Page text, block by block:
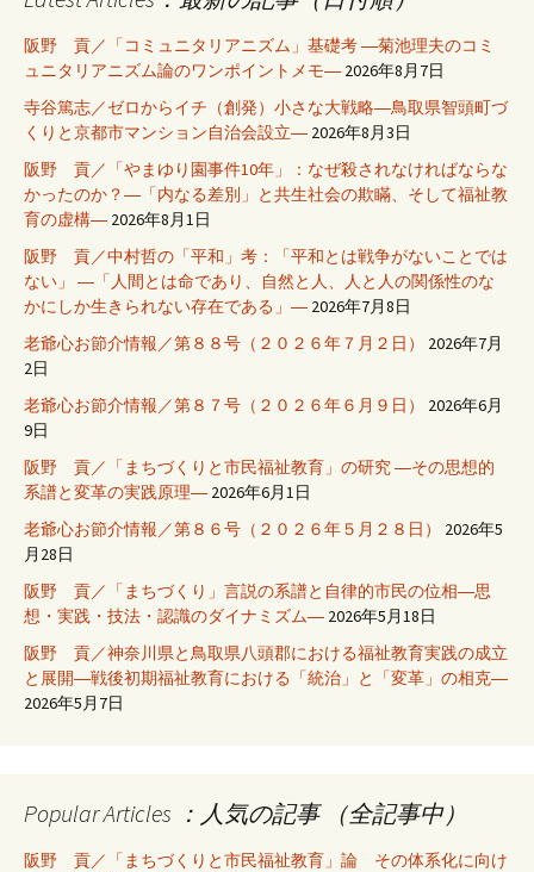
阪野 貢／「コミュニタリアニズム」基礎考 ―菊池理夫のコミ
ュニタリアニズム論のワンポイントメモ― 2026年8月7日
寺谷篤志／ゼロからイチ（創発）小さな大戦略―鳥取県智頭町づ
くりと京都市マンション自治会設立― 2026年8月3日
阪野 貢／「やまゆり園事件10年」：なぜ殺されなければならな
かったのか？―「内なる差別」と共生社会の欺瞞、そして福祉教
育の虚構― 2026年8月1日
阪野 貢／中村哲の「平和」考：「平和とは戦争がないことでは
ない」 ―「人間とは命であり、自然と人、人と人の関係性のな
かにしか生きられない存在である」― 2026年7月8日
老爺心お節介情報／第８８号（２０２６年７月２日）
2026年7月
2日
老爺心お節介情報／第８７号（２０２６年６月９日）
2026年6月
9日
阪野 貢／「まちづくりと市民福祉教育」の研究 ―その思想的
系譜と変革の実践原理― 2026年6月1日
老爺心お節介情報／第８６号（２０２６年５月２８日）
2026年5
月28日
阪野 貢／「まちづくり」言説の系譜と自律的市民の位相―思
想・実践・技法・認識のダイナミズム― 2026年5月18日
阪野 貢／神奈川県と鳥取県八頭郡における福祉教育実践の成立
と展開―戦後初期福祉教育における「統治」と「変革」の相克―
2026年5月7日
Popular Articles ：人気の記事 （全記事中）
阪野 貢／「まちづくりと市民福祉教育」論 その体系化に向け